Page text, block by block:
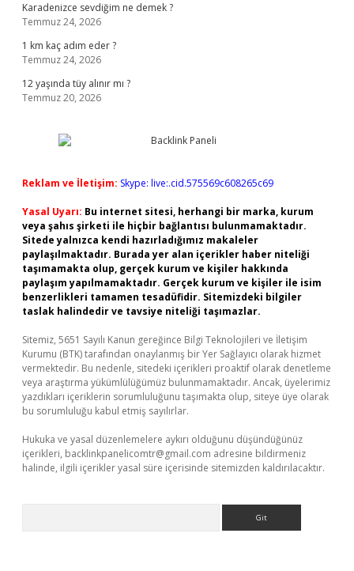
Karadenizce sevdiğim ne demek ?
Temmuz 24, 2026
1 km kaç adım eder ?
Temmuz 24, 2026
12 yaşında tüy alınır mı ?
Temmuz 20, 2026
Reklam ve İletişim: Skype: live:.cid.575569c608265c69
Yasal Uyarı: Bu internet sitesi, herhangi bir marka, kurum
veya şahıs şirketi ile hiçbir bağlantısı bulunmamaktadır.
Sitede yalnızca kendi hazırladığımız makaleler
paylaşılmaktadır. Burada yer alan içerikler haber niteliği
taşımamakta olup, gerçek kurum ve kişiler hakkında
paylaşım yapılmamaktadır. Gerçek kurum ve kişiler ile isim
benzerlikleri tamamen tesadüfidir. Sitemizdeki bilgiler
taslak halindedir ve tavsiye niteliği taşımazlar.
Sitemiz, 5651 Sayılı Kanun gereğince Bilgi Teknolojileri ve İletişim
Kurumu (BTK) tarafından onaylanmış bir Yer Sağlayıcı olarak hizmet
vermektedir. Bu nedenle, sitedeki içerikleri proaktif olarak denetleme
veya araştırma yükümlülüğümüz bulunmamaktadır. Ancak, üyelerimiz
yazdıkları içeriklerin sorumluluğunu taşımakta olup, siteye üye olarak
bu sorumluluğu kabul etmiş sayılırlar.
Hukuka ve yasal düzenlemelere aykırı olduğunu düşündüğünüz
içerikleri, backlinkpanelicomtr@gmail.com adresine bildirmeniz
halinde, ilgili içerikler yasal süre içerisinde sitemizden kaldırılacaktır.